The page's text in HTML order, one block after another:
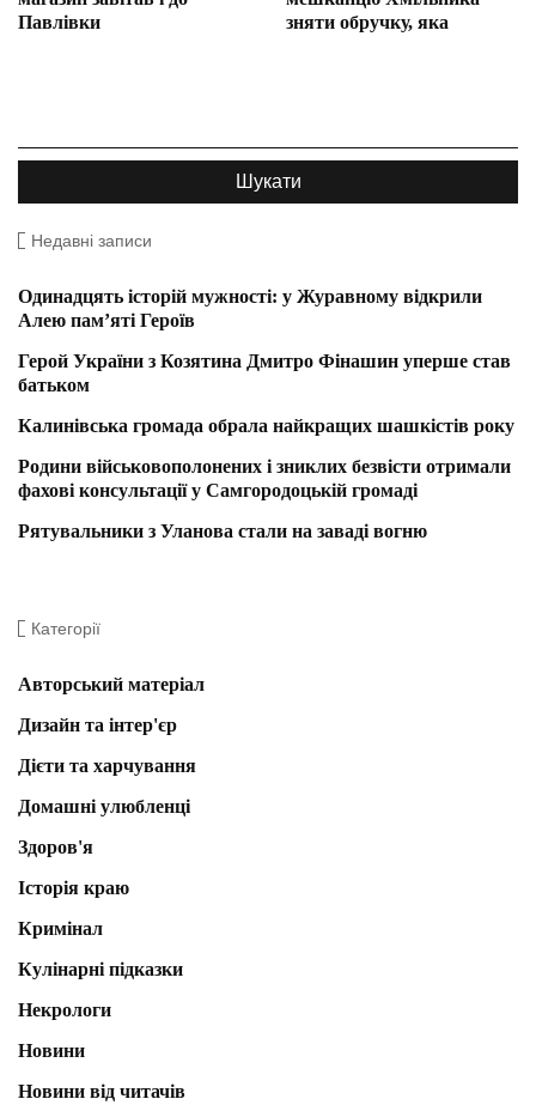
Павлівки
зняти обручку, яка
Недавні записи
Одинадцять історій мужності: у Журавному відкрили
Алею пам’яті Героїв
Герой України з Козятина Дмитро Фінашин уперше став
батьком
Калинівська громада обрала найкращих шашкістів року
Родини військовополонених і зниклих безвісти отримали
фахові консультації у Самгородоцькій громаді
Рятувальники з Уланова стали на заваді вогню
Категорії
Авторський матеріал
Дизайн та інтер'єр
Дієти та харчування
Домашні улюбленці
Здоров'я
Історія краю
Кримінал
Кулінарні підказки
Некрологи
Новини
Новини від читачів